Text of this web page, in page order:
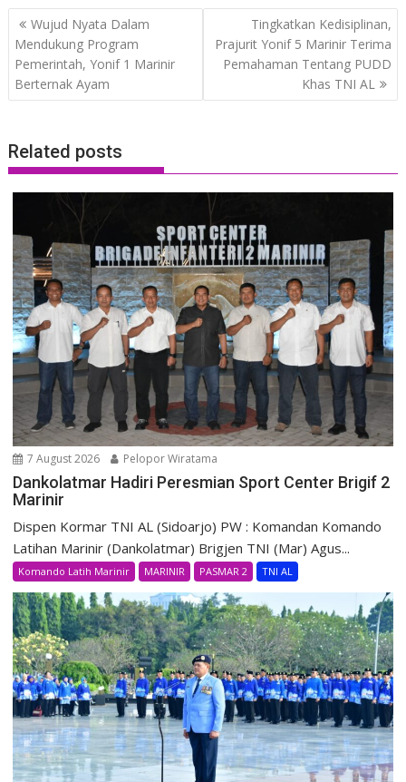
Post
navigation
Wujud Nyata Dalam
Mendukung Program
Pemerintah, Yonif 1 Marinir
Berternak Ayam
Tingkatkan Kedisiplinan,
Prajurit Yonif 5 Marinir Terima
Pemahaman Tentang PUDD
Khas TNI AL
Related posts
7 August 2026 Pelopor Wiratama
Dankolatmar Hadiri Peresmian Sport Center Brigif 2
Marinir
Dispen Kormar TNI AL (Sidoarjo) PW : Komandan Komando
Latihan Marinir (Dankolatmar) Brigjen TNI (Mar) Agus...
Komando Latih Marinir MARINIR PASMAR 2 TNI AL